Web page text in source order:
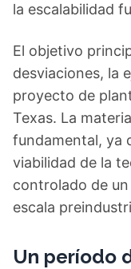
la escalabilidad
El objetivo
desviaciones, la
proyecto de
Texas. La
fundamental, ya
viabilidad de la
controlado de
escala
Un período